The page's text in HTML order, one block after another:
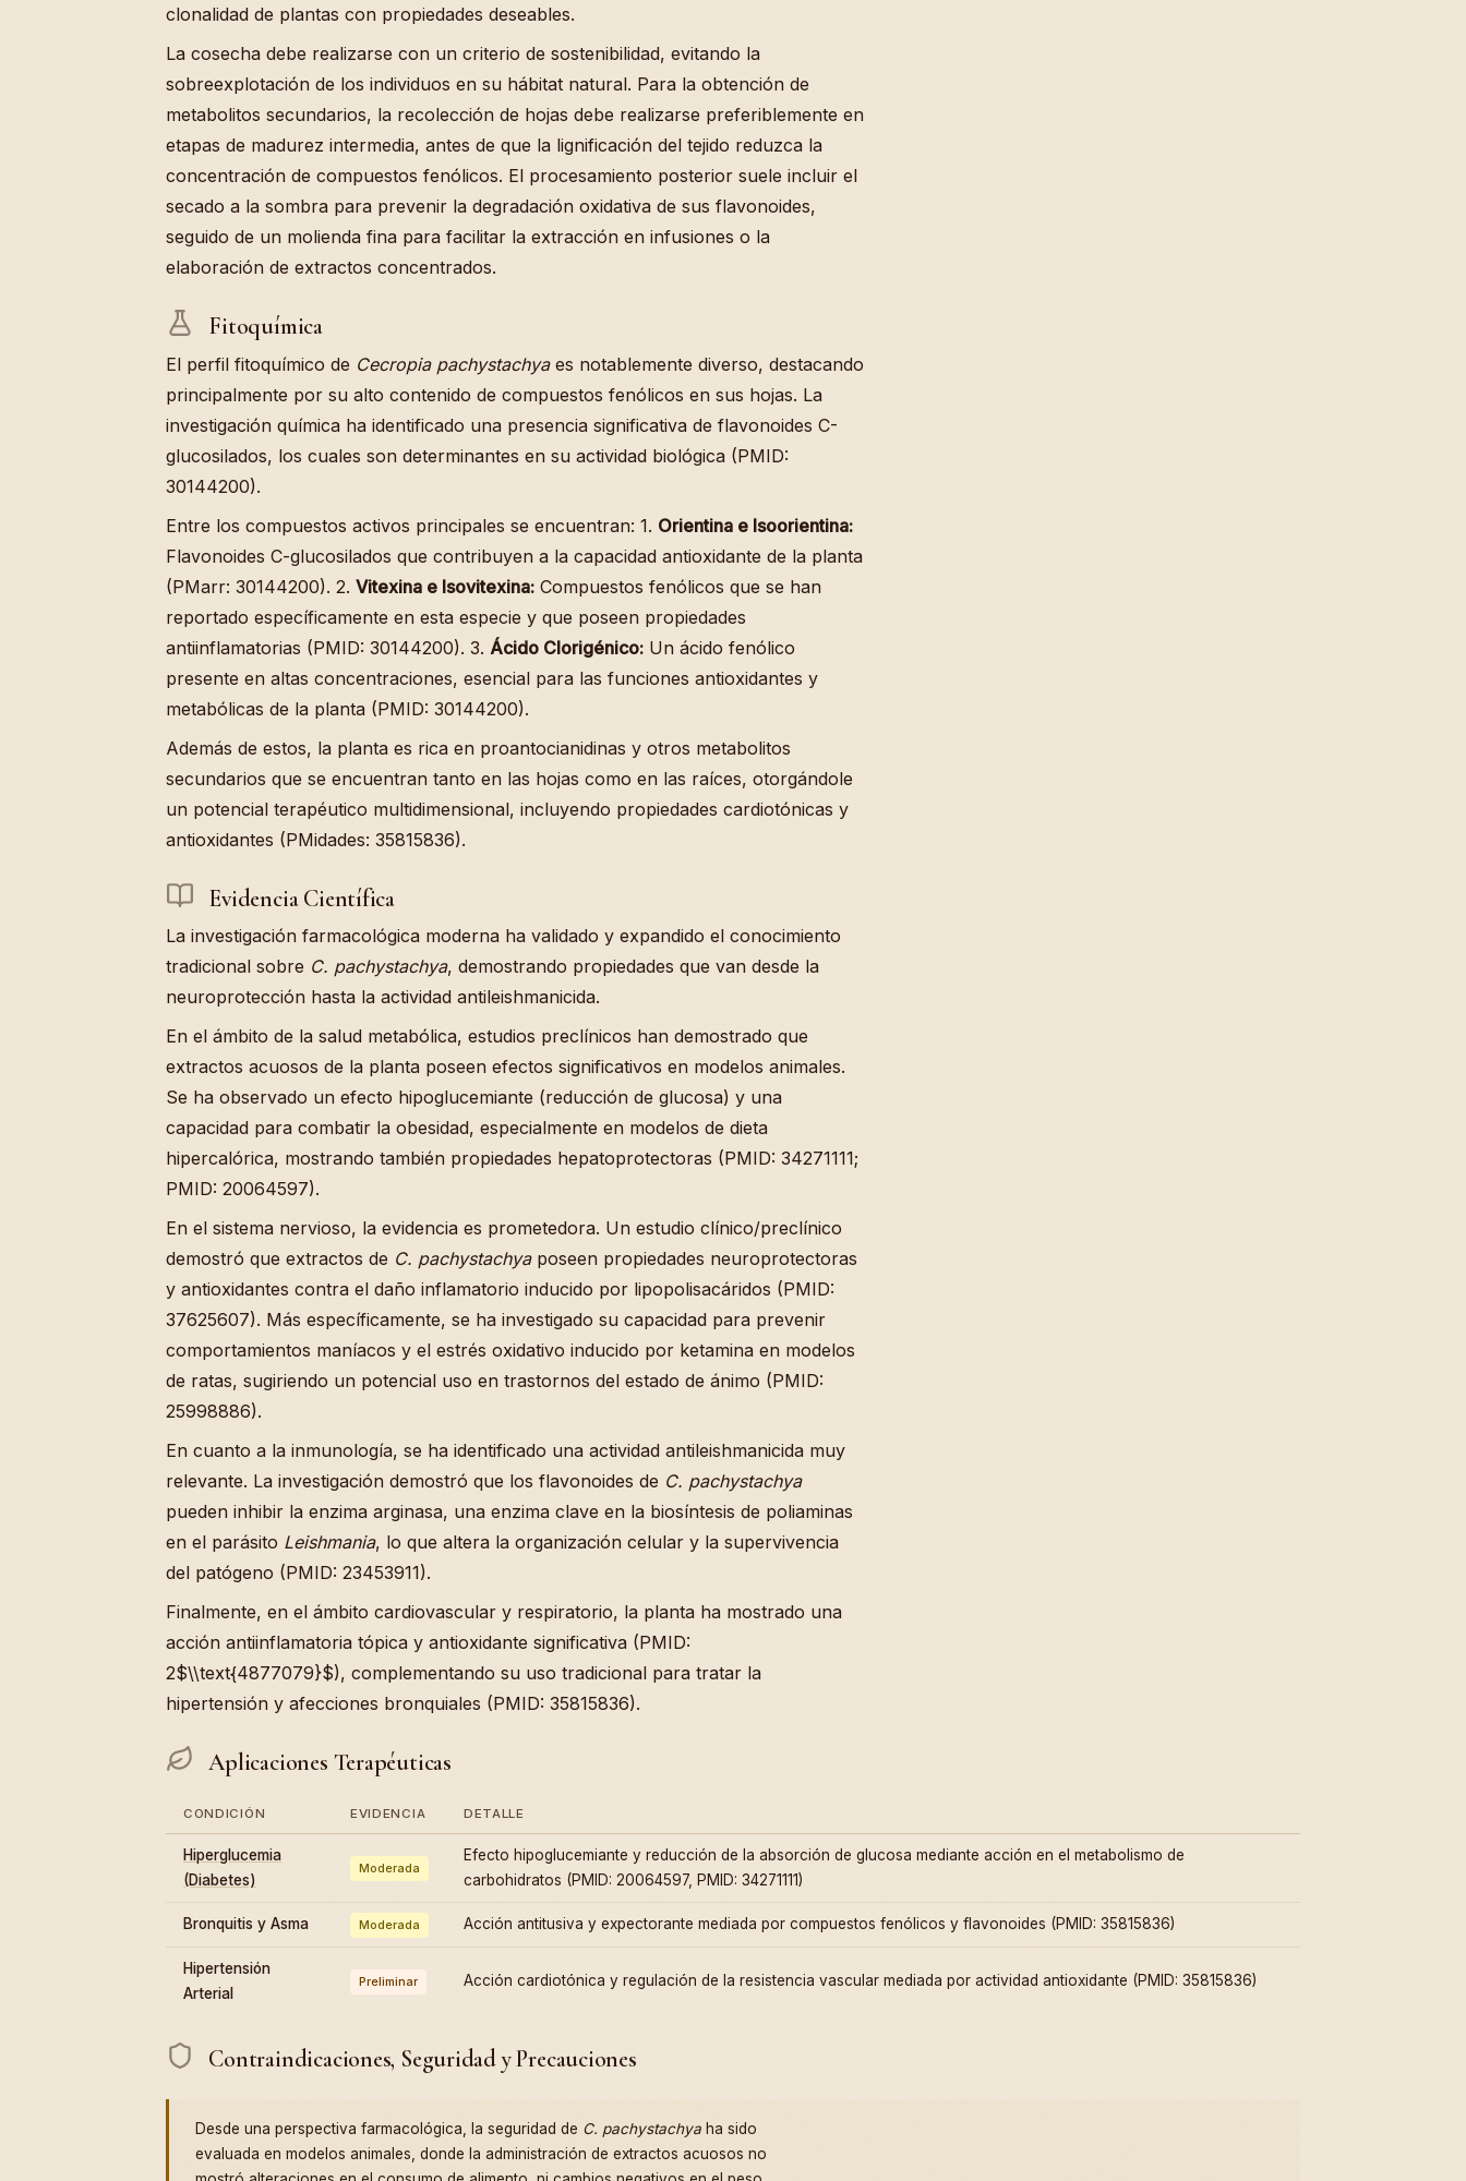
clonalidad de plantas con propiedades deseables.
La cosecha debe realizarse con un criterio de sostenibilidad, evitando la
sobreexplotación de los individuos en su hábitat natural. Para la obtención de
metabolitos secundarios, la recolección de hojas debe realizarse preferiblemente en
etapas de madurez intermedia, antes de que la lignificación del tejido reduzca la
concentración de compuestos fenólicos. El procesamiento posterior suele incluir el
secado a la sombra para prevenir la degradación oxidativa de sus flavonoides,
seguido de un molienda fina para facilitar la extracción en infusiones o la
elaboración de extractos concentrados.
Fitoquímica
El perfil fitoquímico de Cecropia pachystachyaes notablemente diverso, destacando
principalmente por su alto contenido de compuestos fenólicos en sus hojas. La
investigación química ha identificado una presencia significativa de flavonoides C-
glucosilados, los cuales son determinantes en su actividad biológica (PMID:
30144200).
Entre los compuestos activos principales se encuentran: 1. Orientina e Isoorientina:
Flavonoides C-glucosilados que contribuyen a la capacidad antioxidante de la planta
(PMarr: 30144200). 2. Vitexina e Isovitexina: Compuestos fenólicos que se han
reportado específicamente en esta especie y que poseen propiedades
antiinflamatorias (PMID: 30144200). 3. Ácido Clorigénico: Un ácido fenólico
presente en altas concentraciones, esencial para las funciones antioxidantes y
metabólicas de la planta (PMID: 30144200).
Además de estos, la planta es rica en proantocianidinas y otros metabolitos
secundarios que se encuentran tanto en las hojas como en las raíces, otorgándole
un potencial terapéutico multidimensional, incluyendo propiedades cardiotónicas y
antioxidantes (PMidades: 35815836).
Evidencia Científica
La investigación farmacológica moderna ha validado y expandido el conocimiento
tradicional sobre C. pachystachya, demostrando propiedades que van desde la
neuroprotección hasta la actividad antileishmanicida.
En el ámbito de la salud metabólica, estudios preclínicos han demostrado que
extractos acuosos de la planta poseen efectos significativos en modelos animales.
Se ha observado un efecto hipoglucemiante (reducción de glucosa) y una
capacidad para combatir la obesidad, especialmente en modelos de dieta
hipercalórica, mostrando también propiedades hepatoprotectoras (PMID: 34271111;
PMID: 20064597).
En el sistema nervioso, la evidencia es prometedora. Un estudio clínico/preclínico
demostró que extractos de C. pachystachyaposeen propiedades neuroprotectoras
y antioxidantes contra el daño inflamatorio inducido por lipopolisacáridos (PMID:
37625607). Más específicamente, se ha investigado su capacidad para prevenir
comportamientos maníacos y el estrés oxidativo inducido por ketamina en modelos
de ratas, sugiriendo un potencial uso en trastornos del estado de ánimo (PMID:
25998886).
En cuanto a la inmunología, se ha identificado una actividad antileishmanicida muy
relevante. La investigación demostró que los flavonoides de C. pachystachya
pueden inhibir la enzima arginasa, una enzima clave en la biosíntesis de poliaminas
en el parásito Leishmania, lo que altera la organización celular y la supervivencia
del patógeno (PMID: 23453911).
Finalmente, en el ámbito cardiovascular y respiratorio, la planta ha mostrado una
acción antiinflamatoria tópica y antioxidante significativa (PMID:
2$\\text{4877079}$), complementando su uso tradicional para tratar la
hipertensión y afecciones bronquiales (PMID: 35815836).
Aplicaciones Terapéuticas
CONDICIÓN EVIDENCIA DETALLE
Hiperglucemia
(Diabetes)
Moderada
Efecto hipoglucemiante y reducción de la absorción de glucosa mediante acción en el metabolismo de
carbohidratos (PMID: 20064597, PMID: 34271111)
Bronquitis y Asma Moderada Acción antitusiva y expectorante mediada por compuestos fenólicos y flavonoides (PMID: 35815836)
Hipertensión
Arterial
Preliminar Acción cardiotónica y regulación de la resistencia vascular mediada por actividad antioxidante (PMID: 35815836)
Contraindicaciones, Seguridad y Precauciones
Desde una perspectiva farmacológica, la seguridad de C. pachystachya ha sido
evaluada en modelos animales, donde la administración de extractos acuosos no